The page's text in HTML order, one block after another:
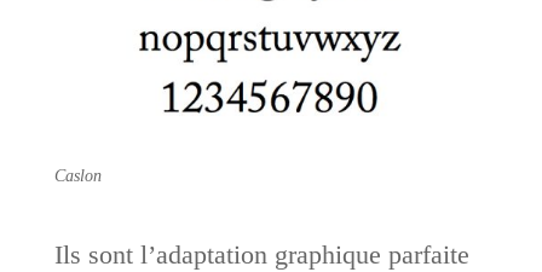
Caslon
Ils sont l’adaptation graphique parfaite